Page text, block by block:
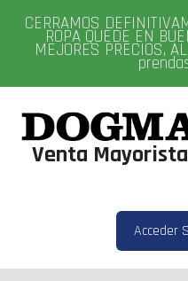
contenido
CERRAMOS
ROPA QUEDE EN
MEJORES PRECIOS,
Venta Mayorista
Acceder